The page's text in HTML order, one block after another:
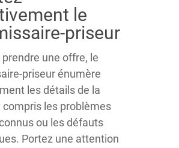
le
priseur
une offre, le
priseur énumère
les détails de la
compris les problèmes
ou les défauts
Portez une attention